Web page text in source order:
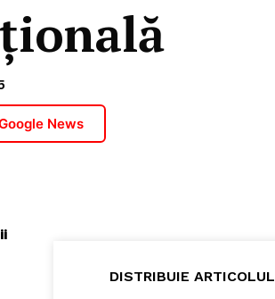
News
DISTRIBUIE ARTICOLUL